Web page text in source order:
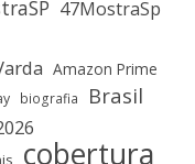
47MostraSp
Amazon Prime
biografia Brasil
cobertura